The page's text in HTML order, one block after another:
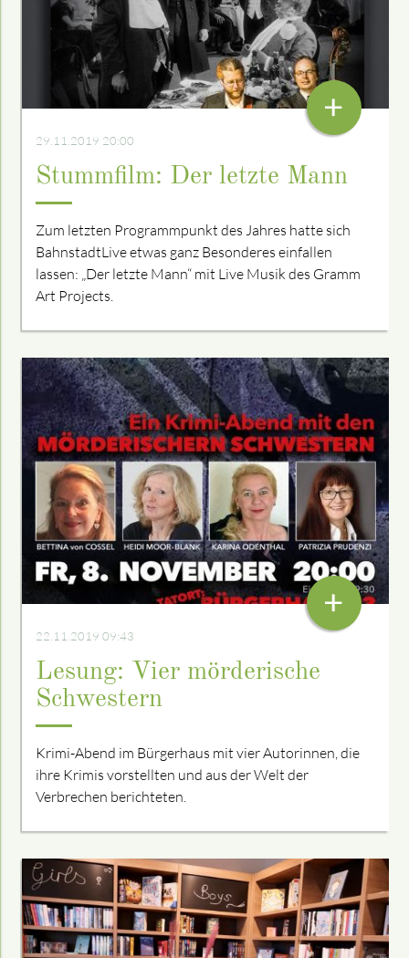
29.11.2019 20:00
Stummfilm: Der letzte Mann
Zum letzten Programmpunkt des Jahres hatte sich
BahnstadtLive etwas ganz Besonderes einfallen
lassen: „Der letzte Mann“ mit Live Musik des Gramm
Art Projects.
+
22.11.2019 09:43
Lesung: Vier mörderische
Schwestern
Krimi-Abend im Bürgerhaus mit vier Autorinnen, die
ihre Krimis vorstellten und aus der Welt der
Verbrechen berichteten.
+